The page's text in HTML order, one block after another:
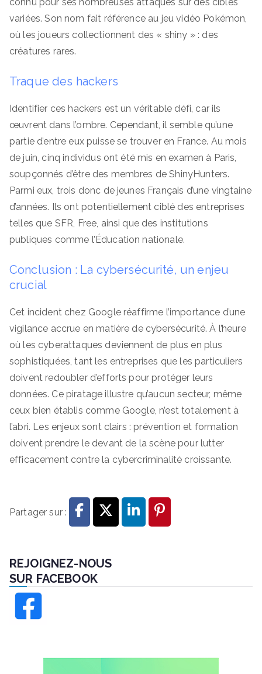
variées. Son nom fait référence au jeu vidéo Pokémon,
où les joueurs collectionnent des « shiny » : des
créatures rares.
Traque des hackers
Identifier ces hackers est un véritable défi, car ils
œuvrent dans l’ombre. Cependant, il semble qu’une
partie d’entre eux puisse se trouver en France. Au mois
de juin, cinq individus ont été mis en examen à Paris,
soupçonnés d’être des membres de ShinyHunters.
Parmi eux, trois donc de jeunes Français d’une vingtaine
d’années. Ils ont potentiellement ciblé des entreprises
telles que SFR, Free, ainsi que des institutions
publiques comme l’Éducation nationale.
Conclusion : La cybersécurité, un enjeu
crucial
Cet incident chez Google réaffirme l’importance d’une
vigilance accrue en matière de cybersécurité. À l’heure
où les cyberattaques deviennent de plus en plus
sophistiquées, tant les entreprises que les particuliers
doivent redoubler d’efforts pour protéger leurs
données. Ce piratage illustre qu’aucun secteur, même
ceux bien établis comme Google, n’est totalement à
l’abri. Les enjeux sont clairs : prévention et formation
doivent prendre le devant de la scène pour lutter
efficacement contre la cybercriminalité croissante.
Partager sur :
REJOIGNEZ-NOUS
SUR FACEBOOK